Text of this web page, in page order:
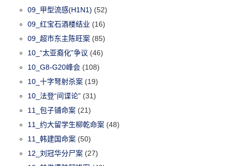
09_甲型流感(H1N1) (52)
09_红宝石酒楼结业 (16)
09_超市东主陈旺案 (85)
10_“太亚裔化”争议 (46)
10_G8-G20峰会 (108)
10_十字弩射杀案 (19)
10_法登“间谍论” (31)
11_包子铺命案 (21)
11_约大留学生柳乾命案 (48)
11_韩建国命案 (50)
12_刘冠华分尸案 (27)